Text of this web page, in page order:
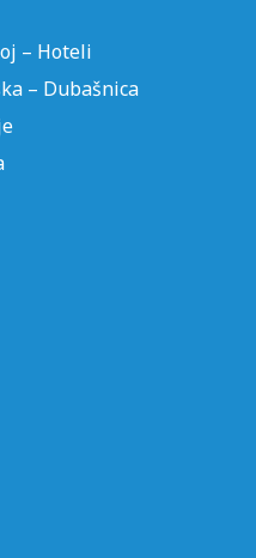
– Hoteli
– Dubašnica